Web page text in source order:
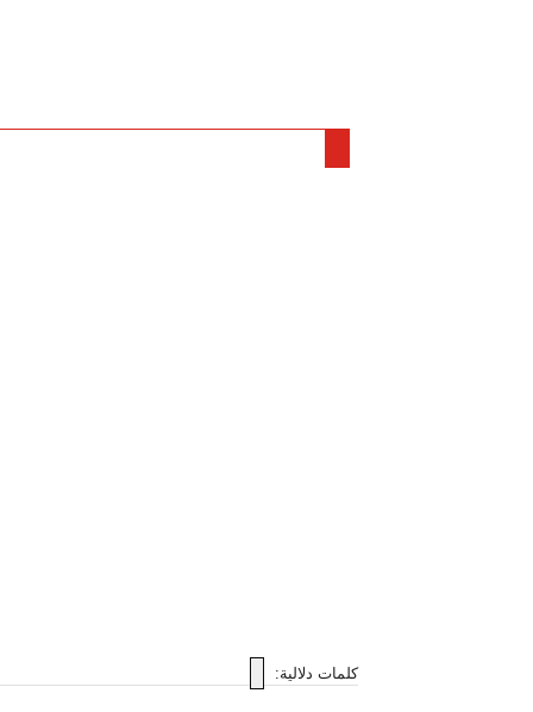
كلمات دلالية: